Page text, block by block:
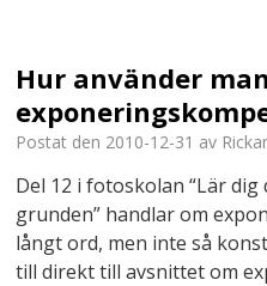
Hur använder man
Postat den 2010-12-31 av
Del 12 i fotoskolan “Lär
grunden” handlar om
långt ord, men inte så
till direkt till avsnittet om